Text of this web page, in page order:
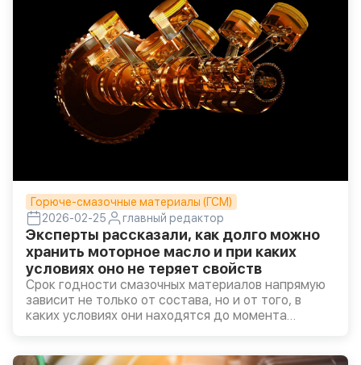
Горюче-смазочные материалы (ГСМ)
2026-02-25
главный редактор
Эксперты рассказали, как долго можно
хранить моторное масло и при каких
условиях оно не теряет свойств
Срок годности смазочных материалов напрямую
зависит не только от состава, но и от того, в
каких условиях они находятся до момента